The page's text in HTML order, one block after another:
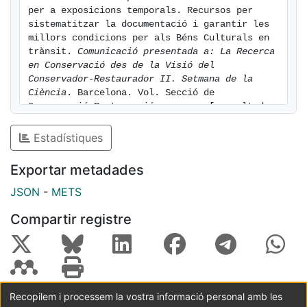
per a exposicions temporals. Recursos per
sistematitzar la documentació i garantir les
millors condicions per als Béns Culturals en
trànsit. Comunicació presentada a: La Recerca
en Conservació des de la Visió del
Conservador-Restaurador II. Setmana de la
Ciència . Barcelona. Vol. Secció de
Conservació-Restauració, num. p. [consulted:
https://hdl.handle.net/2445/60516
Estadístiques
Exportar metadades
JSON - METS
Compartir registre
Recopilem i processem la vostra informació personal amb les